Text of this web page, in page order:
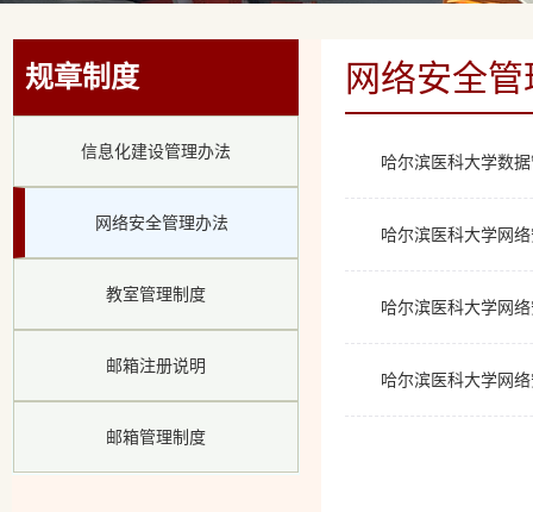
规章制度
信息化建设管理办法
网络安全管理办法
教室管理制度
邮箱注册说明
邮箱管理制度
网络安全
哈尔滨医科大学数
哈尔滨医科大学网
哈尔滨医科大学网
哈尔滨医科大学网